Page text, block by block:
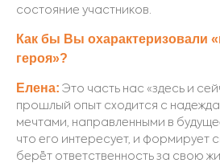
состояние участников.
Как бы Вы охарактеризовали
героя»?
Елена: Это часть нас «здесь и
прошлый опыт сходится с
мечтами, направленными в
что его интересует, и формирует
берёт ответственность за свою